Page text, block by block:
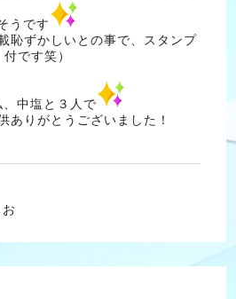
うです
恥ずかしいとの事で、スタンプ
付です笑）
中塩と３人で
ありがとうございました！